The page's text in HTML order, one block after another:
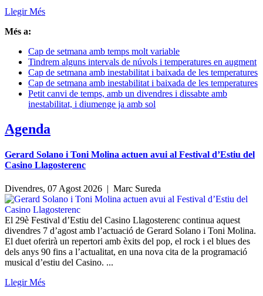
Llegir Més
Més a:
Cap de setmana amb temps molt variable
Tindrem alguns intervals de núvols i temperatures en augment
Cap de setmana amb inestabilitat i baixada de les temperatures
Cap de setmana amb inestabilitat i baixada de les temperatures
Petit canvi de temps, amb un divendres i dissabte amb
inestabilitat, i diumenge ja amb sol
Agenda
Gerard Solano i Toni Molina actuen avui al Festival d’Estiu del
Casino Llagosterenc
Divendres, 07 Agost 2026 | Marc Sureda
El 29è Festival d’Estiu del Casino Llagosterenc continua aquest
divendres 7 d’agost amb l’actuació de Gerard Solano i Toni Molina.
El duet oferirà un repertori amb èxits del pop, el rock i el blues des
dels anys 90 fins a l’actualitat, en una nova cita de la programació
musical d’estiu del Casino. ...
Llegir Més